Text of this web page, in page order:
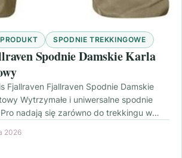
PRODUKT SPODNIE TREKKINGOWE
Spodnie Damskie Karla
Fjallraven Fjallraven Spodnie Damskie
Wytrzymałe i uniwersalne spodnie
nadają się zarówno do trekkingu w
2026